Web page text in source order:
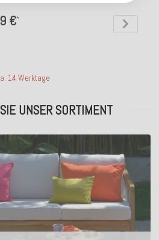
€*
14 Werktage
UNSER SORTIMENT